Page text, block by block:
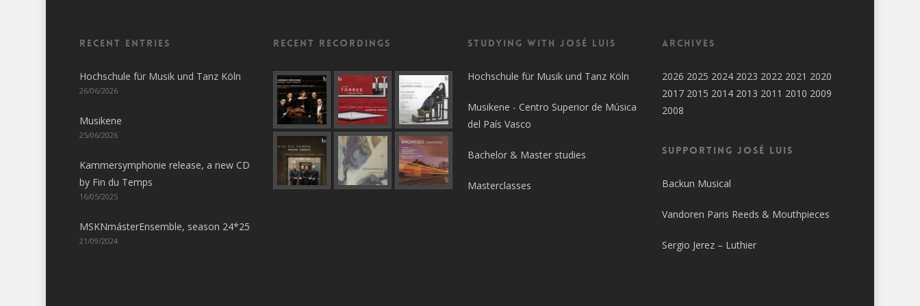
Recent entries
Hochschule für Musik und Tanz Köln
26/06/2026
Musikene
25/06/2026
Kammersymphonie release, a new CD
by Fin du Temps
16/05/2025
MSKNmásterEnsemble, season 24*25
21/09/2024
Recent recordings Studying with José Luis
Hochschule für Musik und Tanz Köln
Musikene - Centro Superior de Música
del País Vasco
Bachelor & Master studies
Masterclasses
Archives
2026 2025 2024 2023 2022 2021 2020
2017 2015 2014 2013 2011 2010 2009
2008
SUPPORTING JOSÉ LUIS
Backun Musical
Vandoren Paris Reeds & Mouthpieces
Sergio Jerez – Luthier